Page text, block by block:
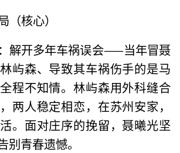
（核心）
解开多年车祸误会——当年冒聂
屿森、导致其车祸伤手的是马
程不知情。林屿森用外科缝合
两人稳定相恋，在苏州安家，
。面对庄序的挽留，聂曦光坚
别青春遗憾。